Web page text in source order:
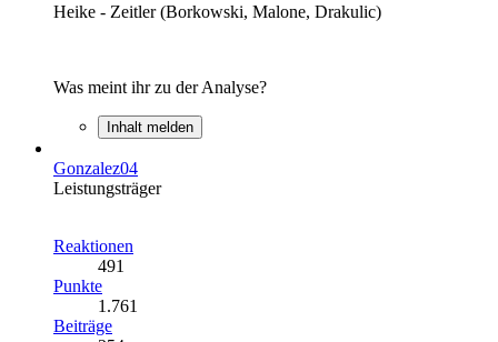
Heike - Zeitler (Borkowski, Malone, Drakulic)
Was meint ihr zu der Analyse?
Inhalt melden
Gonzalez04
Leistungsträger
Reaktionen
491
Punkte
1.761
Beiträge